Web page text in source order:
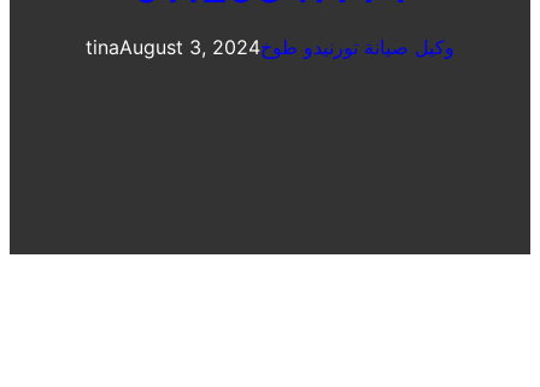
tinaAugust 3, 2024وكيل صيانة تورنيدو طوخ